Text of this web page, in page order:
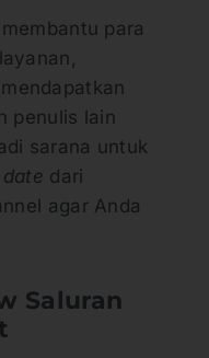
para
penulis lain
sarana untuk
dari
agar Anda
Saluran